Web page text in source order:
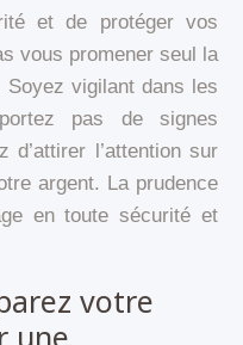
et de protéger vos
vous promener seul la
vigilant dans les
pas de signes
l’attention sur
argent. La prudence
en toute sécurité et
votre
une